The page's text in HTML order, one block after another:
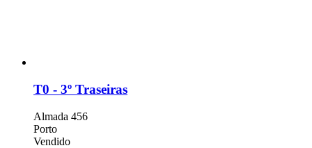
T0 - 3º Traseiras
Almada 456
Porto
Vendido